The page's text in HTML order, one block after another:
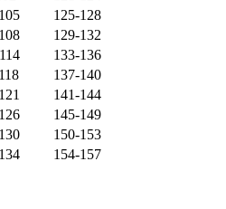
125-128
129-132
133-136
137-140
141-144
145-149
150-153
154-157